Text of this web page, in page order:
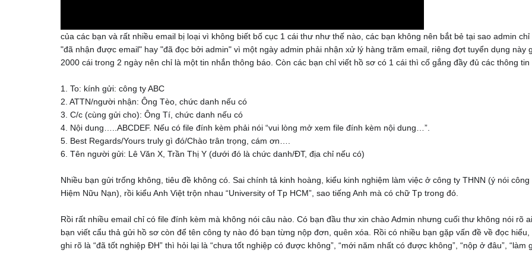
của các bạn và rất nhiều email bị loại vì không biết bố cục 1 cái thư như thế nào, các bạn không nên bắt bẻ tại sao admin
"đã nhận được email" hay "đã đọc bởi admin" vì một ngày admin phải nhận xử lý hàng trăm email, riêng đợt tuyển dụng này
2000 cái trong 2 ngày nên chỉ là một tin nhắn thông báo. Còn các bạn chỉ viết hồ sơ có 1 cái thì cố gắng đầy đủ các thông tin
1. To: kính gửi: công ty ABC
2. ATTN/người nhận: Ông Tèo, chức danh nếu có
3. C/c (cùng gửi cho): Ông Tí, chức danh nếu có
4. Nội dung…..ABCDEF. Nếu có file đính kèm phải nói “vui lòng mở xem file đính kèm nội dung…”.
5. Best Regards/Yours truly gì đó/Chào trân trọng, cám ơn….
6. Tên người gửi: Lê Văn X, Trần Thị Y (dưới đó là chức danh/ĐT, địa chỉ nếu có)
Nhiều bạn gửi trống không, tiêu đề không có. Sai chính tả kinh hoàng, kiểu kinh nghiệm làm việc ở công ty THNN (ý nói công
Hiệm Nữu Nạn), rồi kiểu Anh Việt trộn nhau “University of Tp HCM”, sao tiếng Anh mà có chữ Tp trong đó.
Rồi rất nhiều email chỉ có file đính kèm mà không nói câu nào. Có bạn đầu thư xin chào Admin nhưng cuối thư không nói rõ
bạn viết cẩu thả gửi hồ sơ còn để tên công ty nào đó bạn từng nộp đơn, quên xóa. Rồi có nhiều bạn gặp vấn đề về đọc hiểu,
ghi rõ là “đã tốt nghiệp ĐH” thì hỏi lại là “chưa tốt nghiệp có được không”, “mới năm nhất có được không”, “nộp ở đâu”, “làm